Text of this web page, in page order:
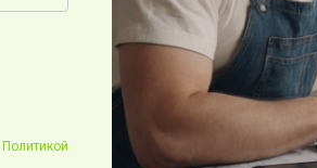
Политикой